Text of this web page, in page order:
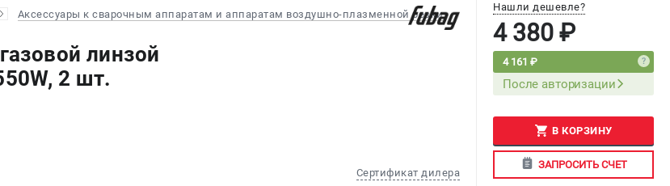
Аксессуары к сварочным аппаратам и аппаратам воздушно-плазменной резки
линзой
2 шт.
Сертификат дилера
Нашли дешевле?
4 380 ₽
4 161 ₽
После авторизации
В КОРЗИНУ
ЗАПРОСИТЬ СЧЕТ